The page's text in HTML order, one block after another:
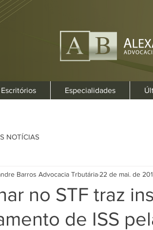
Escritórios Especialidades
NOTÍCIAS
no STF traz
de ISS
Barros Advocacia Trbutária 22 de mai. de